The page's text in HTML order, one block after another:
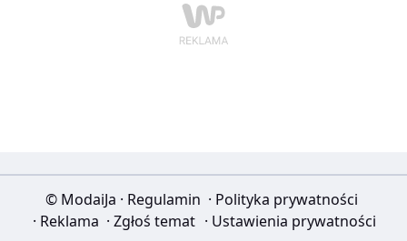
© ModaiJa · Regulamin · Polityka prywatności
· Reklama · Zgłoś temat · Ustawienia prywatności